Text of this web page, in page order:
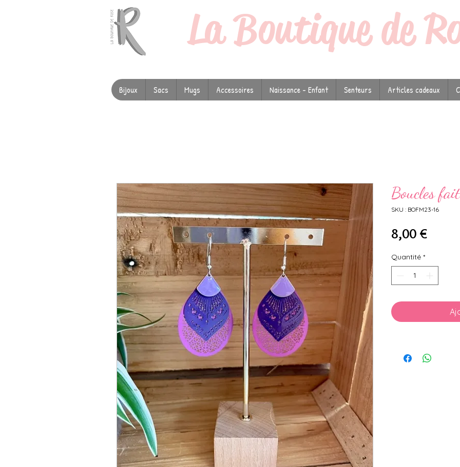
LaBoutique de
Bijoux Sacs Mugs Accessoires Naissance - Enfant Senteurs Articles cadeaux
Boucles
SKU : BOFM23-16
8,00 €Prix
Quantité *